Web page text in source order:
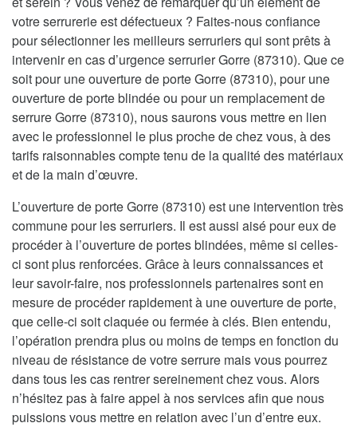
votre serrurerie est défectueux ? Faites-nous confiance
pour sélectionner les meilleurs serruriers qui sont prêts à
intervenir en cas d’urgence serrurier Gorre (87310). Que ce
soit pour une ouverture de porte Gorre (87310), pour une
ouverture de porte blindée ou pour un remplacement de
serrure Gorre (87310), nous saurons vous mettre en lien
avec le professionnel le plus proche de chez vous, à des
tarifs raisonnables compte tenu de la qualité des matériaux
et de la main d’œuvre.
L’ouverture de porte Gorre (87310) est une intervention très
commune pour les serruriers. Il est aussi aisé pour eux de
procéder à l’ouverture de portes blindées, même si celles-
ci sont plus renforcées. Grâce à leurs connaissances et
leur savoir-faire, nos professionnels partenaires sont en
mesure de procéder rapidement à une ouverture de porte,
que celle-ci soit claquée ou fermée à clés. Bien entendu,
l’opération prendra plus ou moins de temps en fonction du
niveau de résistance de votre serrure mais vous pourrez
dans tous les cas rentrer sereinement chez vous. Alors
n’hésitez pas à faire appel à nos services afin que nous
puissions vous mettre en relation avec l’un d’entre eux.